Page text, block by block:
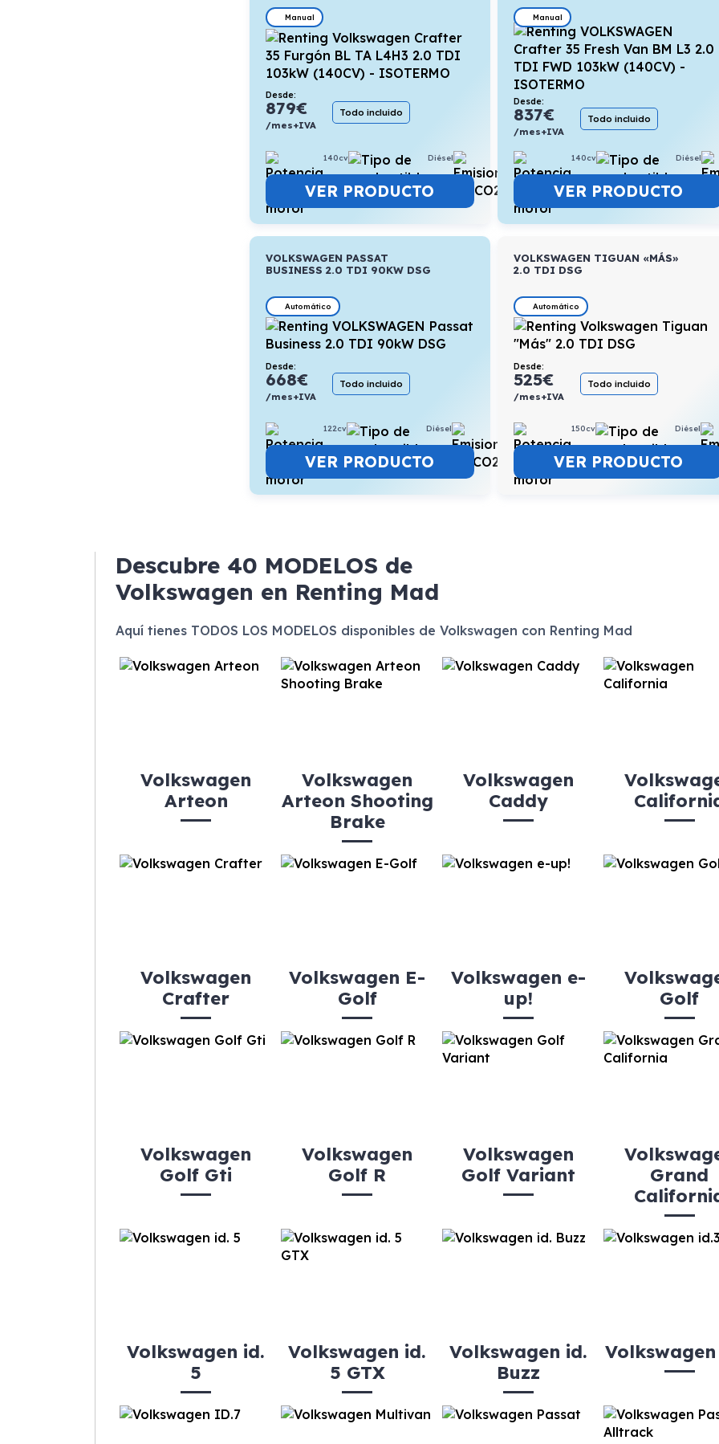
Manual
Desde:
879€
/mes+IVA
Todo incluido
140cv Diésel 8,8l/100km
VER PRODUCTO
Manual
Desde:
837€
/mes+IVA
Todo incluido
140cv Diésel
VER PRODUCTO
VOLKSWAGEN PASSAT
BUSINESS 2.0 TDI 90KW DSG
Automático
Desde:
668€
/mes+IVA
Todo incluido
122cv Diésel 4,9l/100km
VER PRODUCTO
VOLKSWAGEN TIGUAN «MÁS»
2.0 TDI DSG
Automático
Desde:
525€
/mes+IVA
Todo incluido
150cv Diésel
VER PRODUCTO
Descubre 40 MODELOS de
Volkswagen en Renting Mad
Aquí tienes TODOS LOS MODELOS disponibles de Volkswagen con Renting Mad
Volkswagen
Arteon
Volkswagen
Arteon Shooting
Brake
Volkswagen
Caddy
Volkswagen
Crafter
Volkswagen E-
Golf
Volkswagen e-
up!
Golf
Volkswagen
Golf Gti
Volkswagen
Golf R
Volkswagen
Golf Variant
Grand
Volkswagen id.
5
Volkswagen id.
5 GTX
Volkswagen id.
Buzz